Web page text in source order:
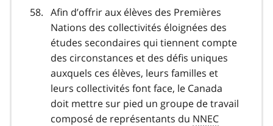
Afin d’offrir aux élèves des Premières
Nations des collectivités éloignées des
études secondaires qui tiennent compte
des circonstances et des défis uniques
auxquels ces élèves, leurs familles et
leurs collectivités font face, le Canada
doit mettre sur pied un groupe de travail
composé de représentants du NNEC